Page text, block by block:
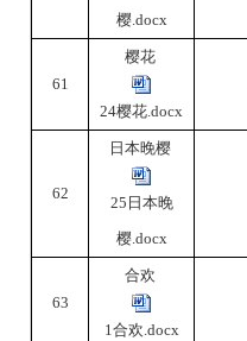
樱.docx
61
樱花
24樱花.docx
62
日本晚樱
25日本晚
樱.docx
63
合欢
1合欢.docx